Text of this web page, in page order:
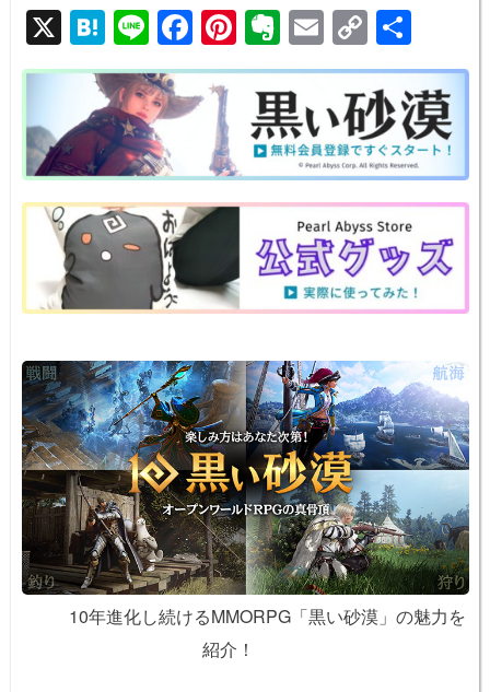
X H
at
e
n
a
Li
n
e
F
a
c
b
o
o
k
Pi
nt
er
e
st
E
v
er
n
ot
e
E
m
ail
C
o
p
y
Li
n
k
有
10年進化し続けるMMORPG「黒い砂漠」の魅力を
紹介！